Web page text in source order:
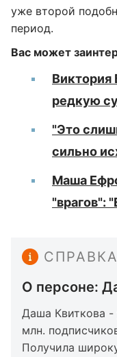
уже второй
период.
Вас может
Виктория
редкую
"Это
сильно
Маша
"врагов":
СПРАВКА
О персоне:
Даша Квиткова -
млн.
Получила